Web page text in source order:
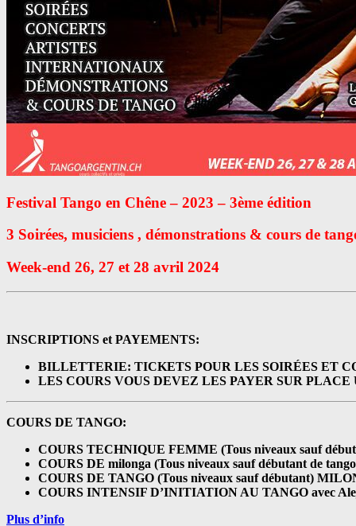
Festival Tango en Chêne – 2023 – 3ème édition
3 Soirées, musiciens , démonstrations & cours de
Week-end 26, 27 et 28 avril 2024
INSCRIPTIONS et PAYEMENTS:
BILLETTERIE: TICKETS POUR LES SOIRÉES ET
LES COURS VOUS DEVEZ LES PAYER SUR
COURS DE TANGO:
COURS TECHNIQUE FEMME (Tous niveaux sauf
COURS DE milonga (Tous niveaux sauf débutant de
COURS DE TANGO (Tous niveaux sauf débutant)
COURS INTENSIF D’INITIATION AU TANGO avec
Plus d’info